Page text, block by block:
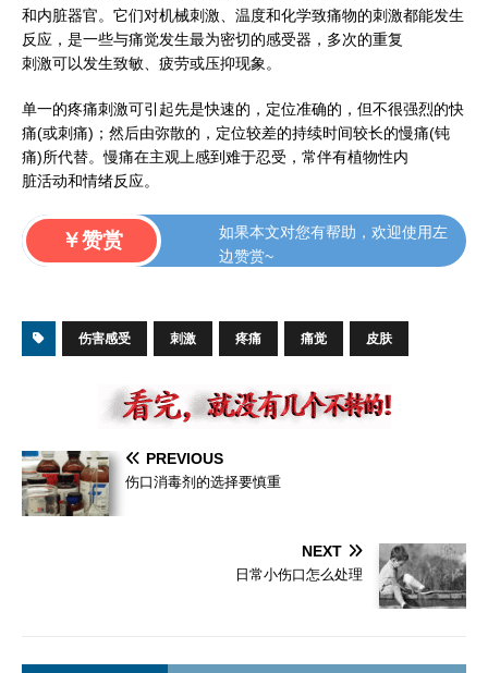
和内脏器官。它们对机械刺激、温度和化学致痛物的刺激都能发生
反应，是一些与痛觉发生最为密切的感受器，多次的重复
刺激可以发生致敏、疲劳或压抑现象。
单一的疼痛刺激可引起先是快速的，定位准确的，但不很强烈的快
痛(或刺痛)；然后由弥散的，定位较差的持续时间较长的慢痛(钝
痛)所代替。慢痛在主观上感到难于忍受，常伴有植物性内
脏活动和情绪反应。
如果本文对您有帮助，欢迎使用左
边赞赏~
￥赞赏
伤害感受 刺激 疼痛 痛觉 皮肤
PREVIOUS
伤口消毒剂的选择要慎重
NEXT
日常小伤口怎么处理